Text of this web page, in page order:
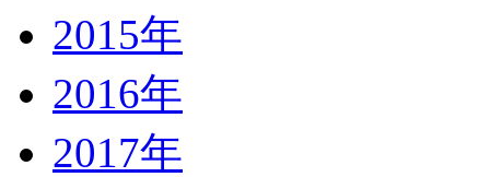
2015年
2016年
2017年